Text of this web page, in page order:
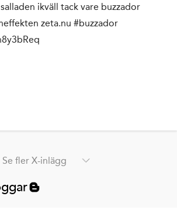
ikväll tack vare buzzador
zeta.nu #buzzador
Se fler X-inlägg